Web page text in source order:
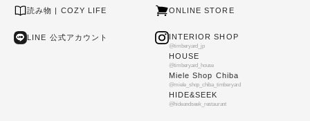
読み物 | COZY LIFE ONLINE STORE
LINE 公式アカウント INTERIOR SHOP
@timberyard_jp
HOUSE
@timberyard_house
Miele Shop Chiba
@miele_shop_chiba_timberyard
HIDE&SEEK
@hideandseek_restaurant